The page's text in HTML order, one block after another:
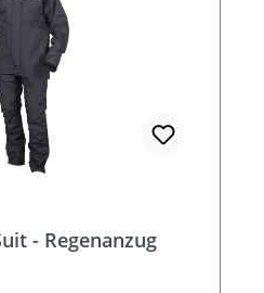
- Regenanzug